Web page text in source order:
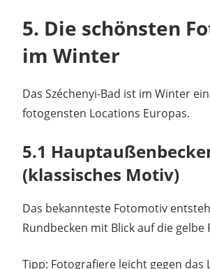
5. Die schönsten
im Winter
Das Széchenyi-Bad ist im Winter
fotogensten Locations Europas.
5.1
(klassisches Motiv)
Das bekannteste Fotomotiv
Rundbecken mit Blick auf die gelbe
Tipp: Fotografiere leicht gegen das